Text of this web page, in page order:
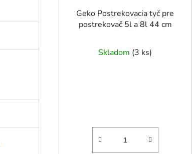
Geko Postrekovacia tyč pre
postrekovač 5l a 8l 44 cm
Skladom (3 ks)